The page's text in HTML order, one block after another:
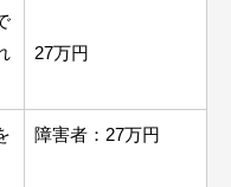
27万円
障害者：27万円